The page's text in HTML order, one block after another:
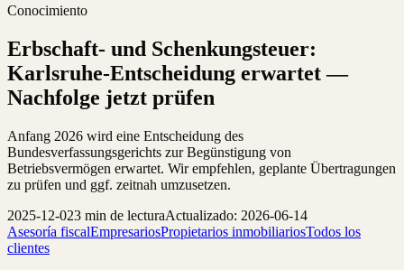
Conocimiento
Erbschaft- und Schenkungsteuer:
Karlsruhe-Entscheidung erwartet —
Nachfolge jetzt prüfen
Anfang 2026 wird eine Entscheidung des
Bundesverfassungsgerichts zur Begünstigung von
Betriebsvermögen erwartet. Wir empfehlen, geplante Übertragungen
zu prüfen und ggf. zeitnah umzusetzen.
2025-12-023 min de lecturaActualizado: 2026-06-14
Asesoría fiscalEmpresariosPropietarios inmobiliariosTodos los
clientes